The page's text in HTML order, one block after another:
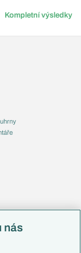
Kompletní výsledky
nás